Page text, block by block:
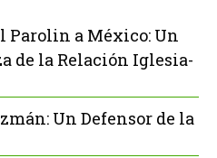
Parolin a México: Un
de la Relación Iglesia-
Un Defensor de la